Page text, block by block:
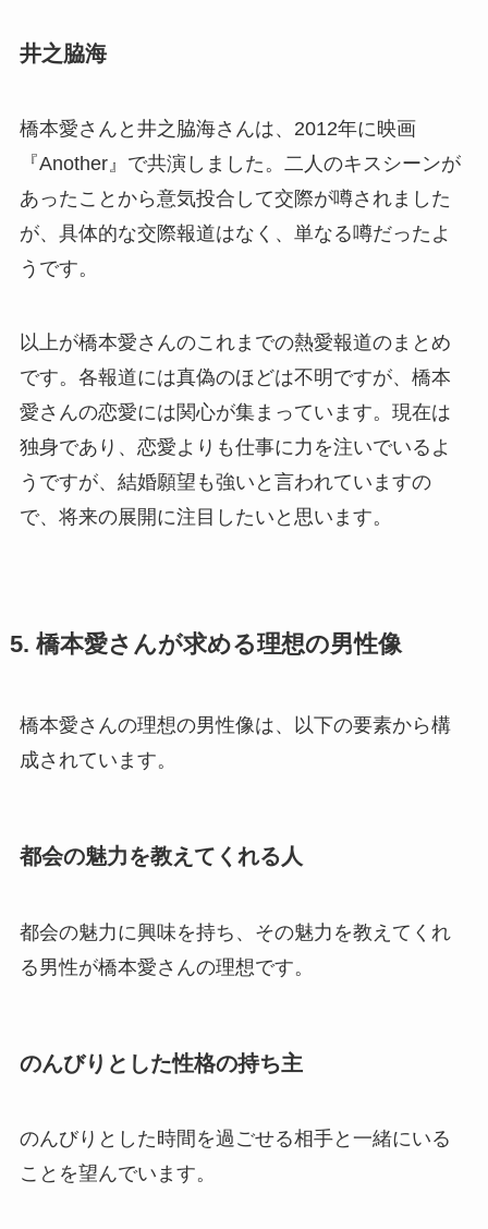
井之脇海
橋本愛さんと井之脇海さんは、2012年に映画
『Another』で共演しました。二人のキスシーンが
あったことから意気投合して交際が噂されました
が、具体的な交際報道はなく、単なる噂だったよ
うです。
以上が橋本愛さんのこれまでの熱愛報道のまとめ
です。各報道には真偽のほどは不明ですが、橋本
愛さんの恋愛には関心が集まっています。現在は
独身であり、恋愛よりも仕事に力を注いでいるよ
うですが、結婚願望も強いと言われていますの
で、将来の展開に注目したいと思います。
5. 橋本愛さんが求める理想の男性像
橋本愛さんの理想の男性像は、以下の要素から構
成されています。
都会の魅力を教えてくれる人
都会の魅力に興味を持ち、その魅力を教えてくれ
る男性が橋本愛さんの理想です。
のんびりとした性格の持ち主
のんびりとした時間を過ごせる相手と一緒にいる
ことを望んでいます。